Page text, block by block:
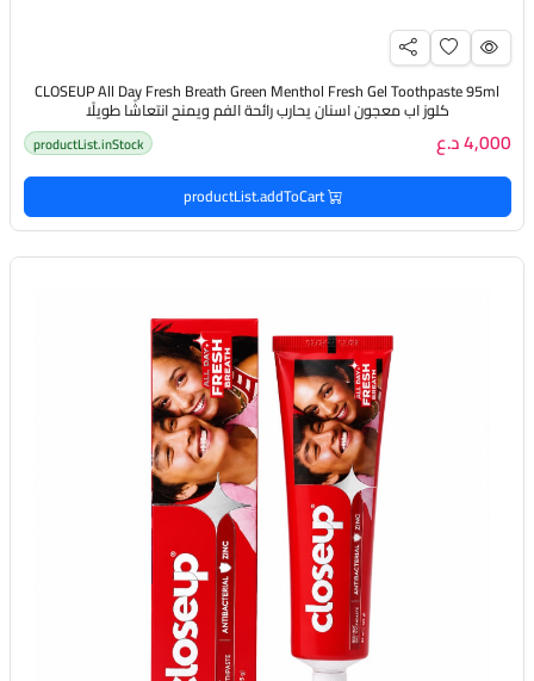
CLOSEUP All Day Fresh Breath Green Menthol Fresh Gel Toothpaste 95ml
كلوز اب معجون اسنان يحارب رائحة الفم ويمنح انتعاشًا طويلًا
4,000 د.ع productList.inStock
productList.addToCart